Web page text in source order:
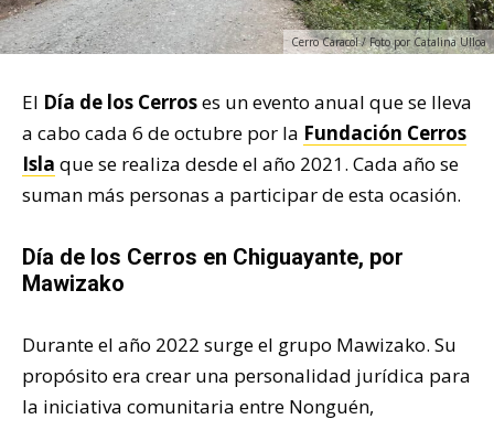
Cerro Caracol / Foto por Catalina Ulloa
El Día de los Cerroses un evento anual que se lleva
a cabo cada 6 de octubre por la Fundación Cerros
Isla que se realiza desde el año 2021. Cada año se
suman más personas a participar de esta ocasión.
Día de los Cerros en Chiguayante, por
Mawizako
Durante el año 2022 surge el grupo Mawizako. Su
propósito era crear una personalidad jurídica para
la iniciativa comunitaria entre Nonguén,